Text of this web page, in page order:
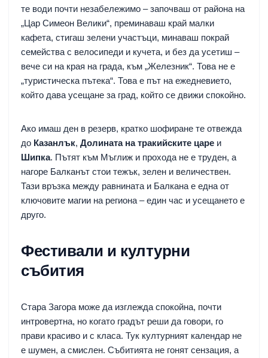
те води почти незабележимо – започваш от района на
„Цар Симеон Велики“, преминаваш край малки
кафета, стигаш зелени участъци, минаваш покрай
семейства с велосипеди и кучета, и без да усетиш –
вече си на края на града, към „Железник“. Това не е
„туристическа пътека“. Това е път на ежедневието,
който дава усещане за град, който се движи спокойно.
Ако имаш ден в резерв, кратко шофиране те отвежда
до Казанлък, Долината на тракийските царе и
Шипка. Пътят към Мъглиж и прохода не е труден, а
нагоре Балканът стои тежък, зелен и величествен.
Тази връзка между равнината и Балкана е една от
ключовите магии на региона – един час и усещането е
друго.
Фестивали и културни
събития
Стара Загора може да изглежда спокойна, почти
интровертна, но когато градът реши да говори, го
прави красиво и с класа. Тук културният календар не
е шумен, а смислен. Събитията не гонят сензация, а